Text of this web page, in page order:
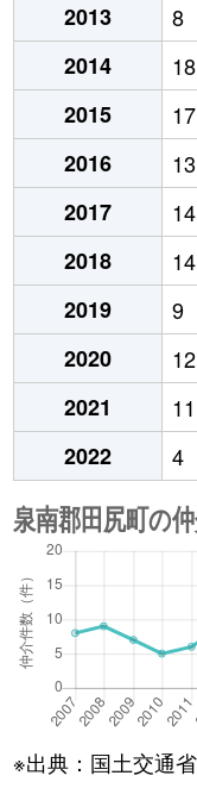
2013
8
2014
18
2015
17
2016
13
2017
14
2018
14
2019
9
2020
12
2021
11
2022
4
※出典：国土交通